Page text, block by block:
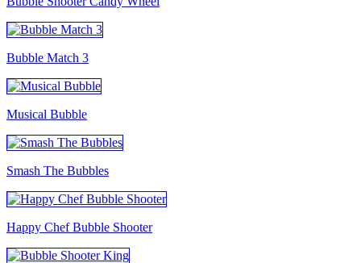
Bubble Match 3
Musical Bubble
Smash The Bubbles
Happy Chef Bubble Shooter